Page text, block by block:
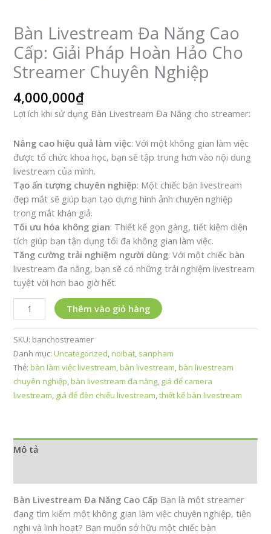
Bàn Livestream Đa Năng Cao
Cấp: Giải Pháp Hoàn Hảo Cho
Streamer Chuyên Nghiệp
4,000,000₫
Lợi ích khi sử dụng Bàn Livestream Đa Năng cho streamer:
Nâng cao hiệu quả làm việc: Với một không gian làm việc
được tổ chức khoa học, bạn sẽ tập trung hơn vào nội dung
livestream của mình.
Tạo ấn tượng chuyên nghiệp: Một chiếc bàn livestream
đẹp mắt sẽ giúp bạn tạo dựng hình ảnh chuyên nghiệp
trong mắt khán giả.
Tối ưu hóa không gian: Thiết kế gọn gàng, tiết kiệm diện
tích giúp bạn tận dụng tối đa không gian làm việc.
Tăng cường trải nghiệm người dùng: Với một chiếc bàn
livestream đa năng, bạn sẽ có những trải nghiệm livestream
tuyệt vời hơn bao giờ hết.
Bàn
Livestream
Đa
Năng
Cao
Cấp:
Giải
Pháp
Cho
Nghiệp
số
lượng
Thêm vào giỏ hàng
SKU: banchostreamer
Danh mục:Uncategorized,noibat, sanpham
Thẻ:bàn làm việc livestream,bàn livestream,bàn livestream
chuyên nghiệp,bàn livestream đa năng, giá để camera
livestream, giá để đèn chiếu livestream,thiết kế bàn livestream
Mô tả
Bàn Livestream Đa Năng Cao Cấp Bạn là một streamer
đang tìm kiếm một không gian làm việc chuyên nghiệp, tiện
nghi và linh hoạt? Bạn muốn sở hữu một chiếc bàn